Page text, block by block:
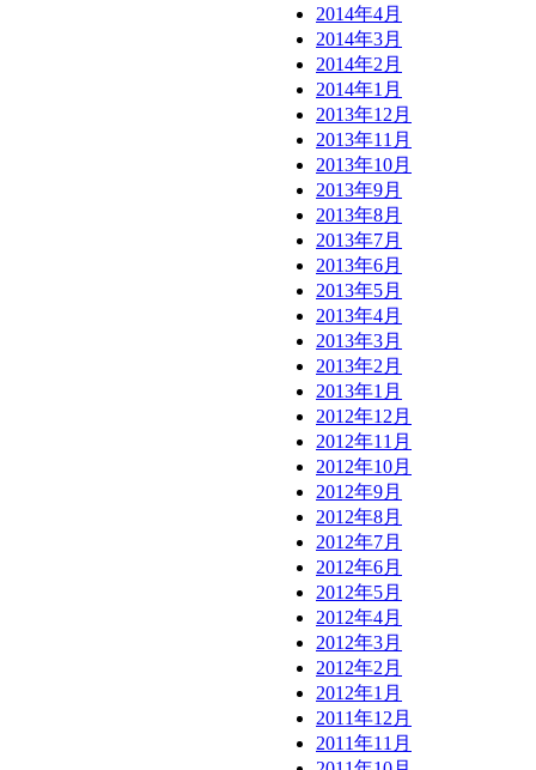
2014年4月
2014年3月
2014年2月
2014年1月
2013年12月
2013年11月
2013年10月
2013年9月
2013年8月
2013年7月
2013年6月
2013年5月
2013年4月
2013年3月
2013年2月
2013年1月
2012年12月
2012年11月
2012年10月
2012年9月
2012年8月
2012年7月
2012年6月
2012年5月
2012年4月
2012年3月
2012年2月
2012年1月
2011年12月
2011年11月